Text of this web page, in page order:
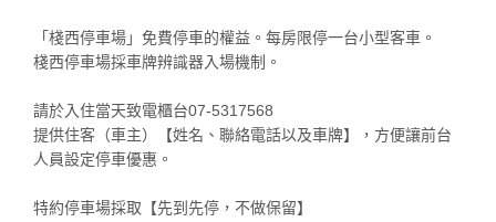
「棧西停車場」免費停車的權益。每房限停一台小型客車。
棧西停車場採車牌辨識器入場機制。
請於入住當天致電櫃台07-5317568
提供住客（車主）【姓名、聯絡電話以及車牌】，方便讓前台
人員設定停車優惠。
特約停車場採取【先到先停，不做保留】